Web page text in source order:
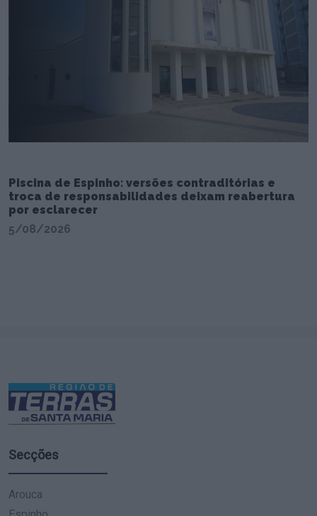
Piscina de Espinho: versões contraditórias e
troca de responsabilidades deixam reabertura
por esclarecer
5/08/2026
Secções
Arouca